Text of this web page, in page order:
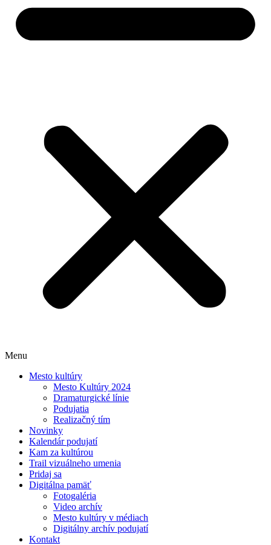
Menu
Mesto kultúry
Mesto Kultúry 2024
Dramaturgické línie
Podujatia
Realizačný tím
Novinky
Kalendár podujatí
Kam za kultúrou
Trail vizuálneho umenia
Pridaj sa
Digitálna pamäť
Fotogaléria
Video archív
Mesto kultúry v médiach
Digitálny archív podujatí
Kontakt